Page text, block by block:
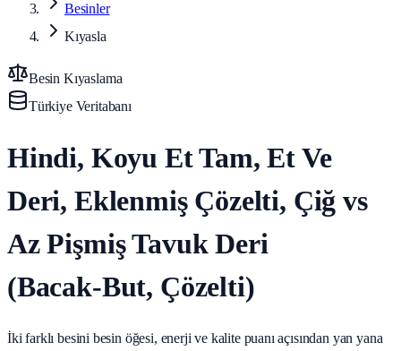
Besinler
Kıyasla
Besin Kıyaslama
Türkiye Veritabanı
Hindi, Koyu Et Tam, Et Ve
Deri, Eklenmiş Çözelti, Çiğ vs
Az Pişmiş Tavuk Deri
(Bacak‑But, Çözelti)
İki farklı besini besin öğesi, enerji ve kalite puanı açısından yan yana